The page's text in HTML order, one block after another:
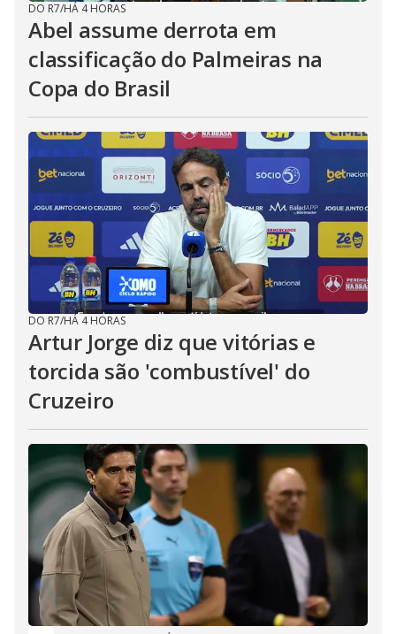
DO R7/HÁ 4 HORAS
Abel assume derrota em
classificação do Palmeiras na
Copa do Brasil
DO R7/HÁ 4 HORAS
Artur Jorge diz que vitórias e
torcida são 'combustível' do
Cruzeiro